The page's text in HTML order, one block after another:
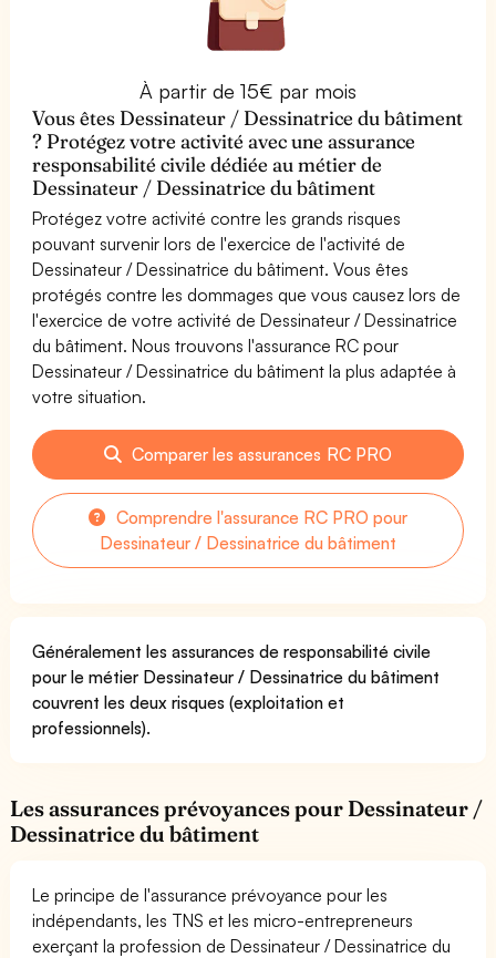
À partir de 15€ par mois
Vous êtes Dessinateur / Dessinatrice du bâtiment
? Protégez votre activité avec une assurance
responsabilité civile dédiée au métier de
Dessinateur / Dessinatrice du bâtiment
Protégez votre activité contre les grands risques
pouvant survenir lors de l'exercice de l'activité de
Dessinateur / Dessinatrice du bâtiment. Vous êtes
protégés contre les dommages que vous causez lors de
l'exercice de votre activité de Dessinateur / Dessinatrice
du bâtiment. Nous trouvons l'assurance RC pour
Dessinateur / Dessinatrice du bâtiment la plus adaptée à
votre situation.
Comparer les assurances RC PRO
Comprendre l'assurance RC PRO pour
Dessinateur / Dessinatrice du bâtiment
Généralement les assurances de responsabilité civile
pour le métier Dessinateur / Dessinatrice du bâtiment
couvrent les deux risques (exploitation et
professionnels).
Les assurances prévoyances pour Dessinateur /
Dessinatrice du bâtiment
Le principe de l'assurance prévoyance pour les
indépendants, les TNS et les micro-entrepreneurs
exerçant la profession de Dessinateur / Dessinatrice du